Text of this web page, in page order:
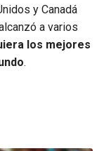
y Canadá
a varios
los mejores
.